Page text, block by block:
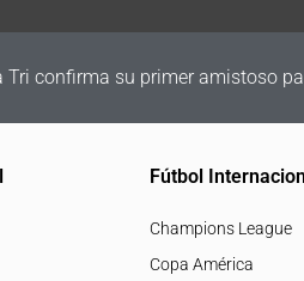
Tri confirma su primer amistoso
Fútbol
Champions League
Copa América